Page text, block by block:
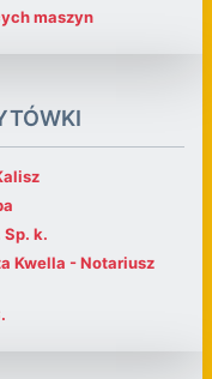
maszyn
Sp. k.
Kwella - Notariusz